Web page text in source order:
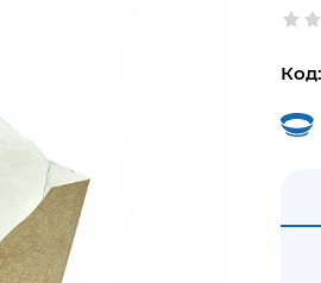
Код: